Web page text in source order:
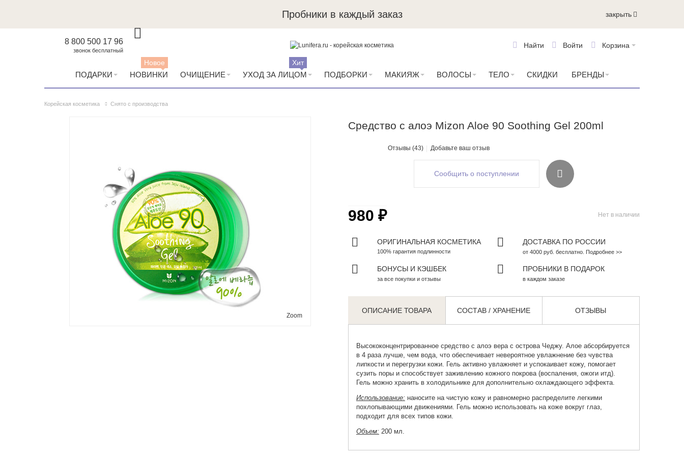
Пробники в каждый заказ закрыть
8 800 500 17 96
звонок бесплатный
Корзина
Войти
Найти
ПОДАРКИ НОВИНКИ
Новое
ОЧИЩЕНИЕ УХОД ЗА ЛИЦОМ
Хит
ПОДБОРКИ МАКИЯЖ ВОЛОСЫ ТЕЛО СКИДКИ БРЕНДЫ
Корейская косметика Снято с производства
Средство с алоэ Mizon Aloe 90 Soothing Gel 200ml
Отзывы (43) Добавьте ваш отзыв
Zoom
Сообщить о поступлении
Нет в наличии
980 ₽
ОРИГИНАЛЬНАЯ КОСМЕТИКА
100% гарантия подлинности
ДОСТАВКА ПО РОССИИ
от 4000 руб. бесплатно. Подробнее >>
БОНУСЫ И КЭШБЕК
за все покупки и отзывы
ПРОБНИКИ В ПОДАРОК
в каждом заказе
ОПИСАНИЕ ТОВАРА СОСТАВ / ХРАНЕНИЕ ОТЗЫВЫ
Высококонцентрированное средство с алоэ вера с острова Чеджу. Алое абсорбируется
в 4 раза лучше, чем вода, что обеспечивает невероятное увлажнение без чувства
липкости и перегрузки кожи. Гель активно увлажняет и успокаивает кожу, помогает
сузить поры и способствует заживлению кожного покрова (воспаления, ожоги итд).
Гель можно хранить в холодильнике для дополнительно охлаждающего эффекта.
Использование: наносите на чистую кожу и равномерно распределите легкими
похлопывающими движениями. Гель можно использовать на коже вокруг глаз,
подходит для всех типов кожи.
Объем: 200 мл.